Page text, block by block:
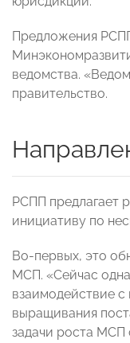
Предложения
ведомства.
правительство.
РСПП предлагает
инициативу по
Во-первых, это
МСП. «Сейчас
взаимодействие
выращивания
задачи роста МСП